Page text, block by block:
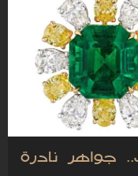
جواهر نادرة